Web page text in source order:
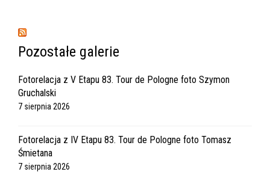
Pozostałe galerie
Fotorelacja z V Etapu 83. Tour de Pologne foto Szymon
Gruchalski
7 sierpnia 2026
Fotorelacja z IV Etapu 83. Tour de Pologne foto Tomasz
Śmietana
7 sierpnia 2026